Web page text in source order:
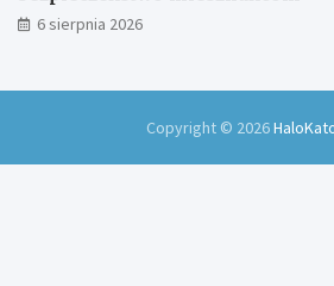
6 sierpnia 2026
Copyright © 2026